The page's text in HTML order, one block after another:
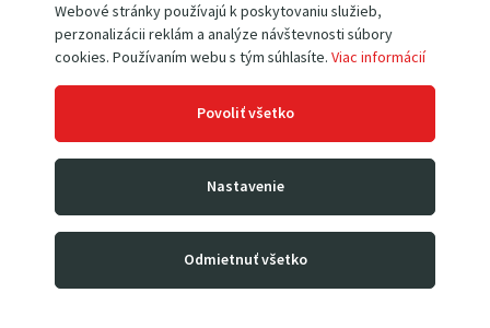
Webové stránky používajú k poskytovaniu služieb,
perzonalizácii reklám a analýze návštevnosti súbory
cookies. Používaním webu s tým súhlasíte. Viac informácií
Povoliť všetko
Nastavenie
Odmietnuť všetko
Paletové vozíky Vysokozdvižné vozíky
Dielenské žeriavy a hevery
Prepravné a dvojkolesové Priemyselné vážiace
systémy